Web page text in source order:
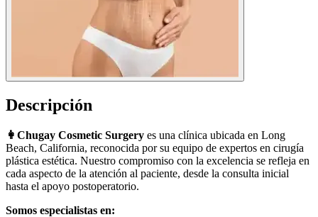
Descripción
👩Chugay Cosmetic Surgery es una clínica ubicada en Long
Beach, California, reconocida por su equipo de expertos en cirugía
plástica estética. Nuestro compromiso con la excelencia se refleja en
cada aspecto de la atención al paciente, desde la consulta inicial
hasta el apoyo postoperatorio.
Somos especialistas en: